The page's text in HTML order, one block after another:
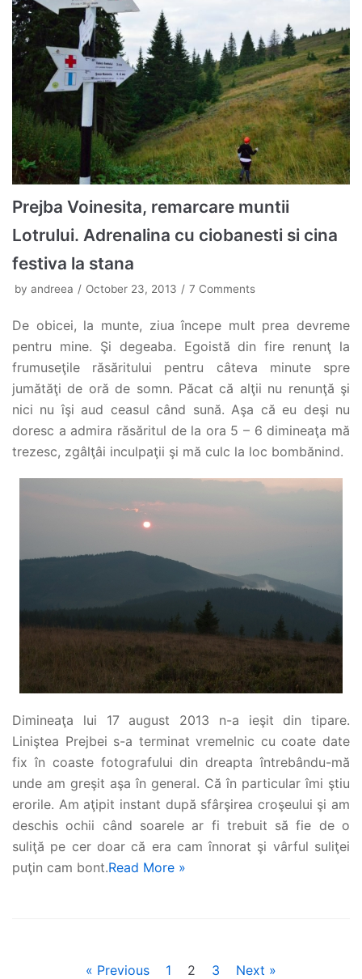
Prejba Voinesita, remarcare muntii
Lotrului. Adrenalina cu ciobanesti si cina
festiva la stana
by andreea October 23, 2013 7 Comments
De obicei, la munte, ziua începe mult prea devreme
pentru mine. Şi degeaba. Egoistă din fire renunţ la
frumuseţile răsăritului pentru câteva minute spre
jumătăţi de oră de somn. Păcat că alţii nu renunţă şi
nici nu îşi aud ceasul când sună. Aşa că eu deşi nu
doresc a admira răsăritul de la ora 5 – 6 dimineaţa mă
trezesc, zgâlţâi inculpaţii şi mă culc la loc bombănind.
Dimineaţa lui 17 august 2013 n-a ieşit din tipare.
Liniştea Prejbei s-a terminat vremelnic cu coate date
fix în coaste fotografului din dreapta întrebându-mă
unde am greşit aşa în general. Că în particular îmi ştiu
erorile. Am aţipit instant după sfârşirea croşeului şi am
deschis ochii când soarele ar fi trebuit să fie de o
suliţă pe cer doar că era cam înnorat şi vârful suliţei
puţin cam bont.Read More »
« Previous 1 2 3 Next »